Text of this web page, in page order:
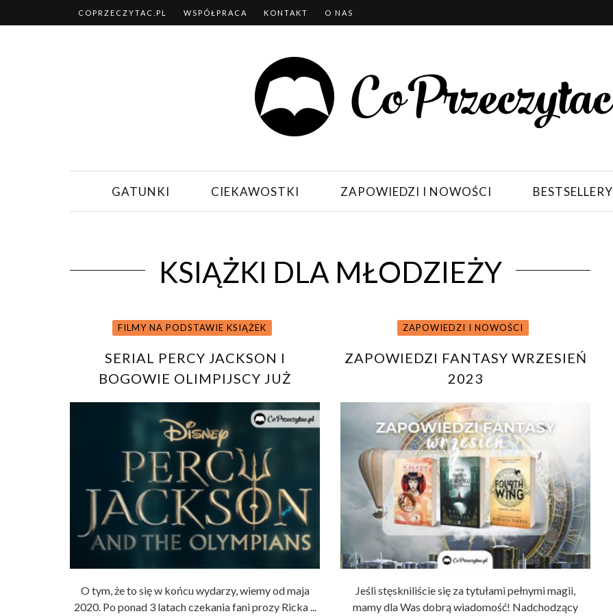
COPRZECZYTAC.PL WSPÓŁPRACA KONTAKT O NAS
GATUNKI CIEKAWOSTKI ZAPOWIEDZI I NOWOŚCI BESTSELLERY
KSIĄŻKI DLA MŁODZIEŻY
FILMY NA PODSTAWIE KSIĄŻEK
SERIAL PERCY JACKSON I
BOGOWIE OLIMPIJSCY JUŻ
WKRÓTCE NA PLATFORMIE
DISNEY+. ZOBACZ ZWIASTUN!
O tym, że to się w końcu wydarzy, wiemy od maja
2020. Po ponad 3 latach czekania fani prozy Ricka ...
ZAPOWIEDZI I NOWOŚCI
ZAPOWIEDZI FANTASY WRZESIEŃ
2023
Jeśli stęskniliście się za tytułami pełnymi magii,
mamy dla Was dobrą wiadomość! Nadchodzący